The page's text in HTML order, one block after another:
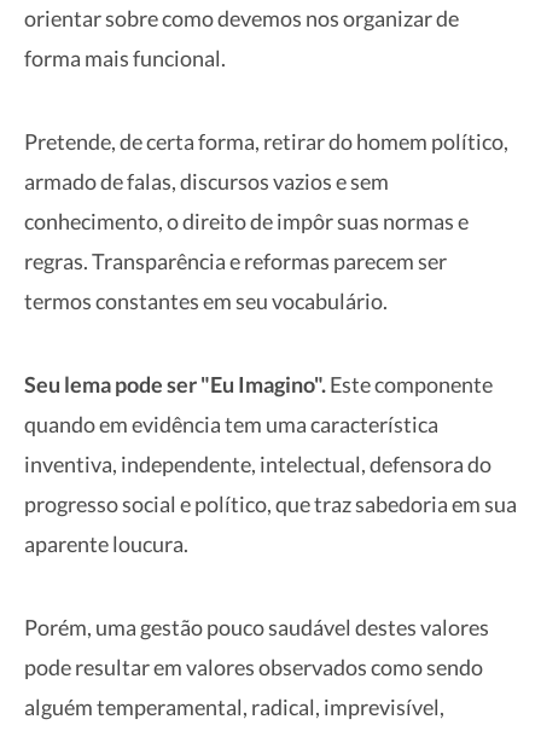
orientar sobre como devemos nos organizar de
forma mais funcional.
Pretende, de certa forma, retirar do homem político,
armado de falas, discursos vazios e sem
conhecimento, o direito de impôr suas normas e
regras. Transparência e reformas parecem ser
termos constantes em seu vocabulário.
Seu lema pode ser "Eu Imagino".Este componente
quando em evidência tem uma característica
inventiva, independente, intelectual, defensora do
progresso social e político, que traz sabedoria em sua
aparente loucura.
Porém, uma gestão pouco saudável destes valores
pode resultar em valores observados como sendo
alguém temperamental, radical, imprevisível,